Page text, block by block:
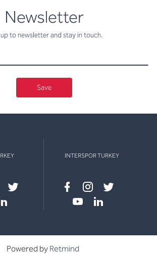
Newsletter
to newsletter and stay in touch.
newsletter
Save
twitter
INTERSPOR TURKEY
Facebook
instagram
twitter
Powered by Retmind